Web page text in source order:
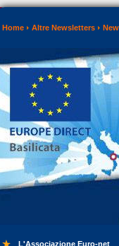
Home Altre Newsletters
L'Associazione Euro-net